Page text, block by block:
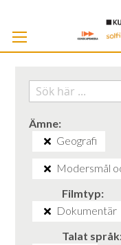
Ämne
Geografi
Modersmål
Filmtyp
Dokumentär
Talat språk